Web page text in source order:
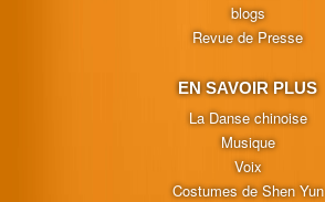
blogs
Revue de Presse
EN SAVOIR PLUS
La Danse chinoise
Musique
Voix
Costumes de Shen Yun